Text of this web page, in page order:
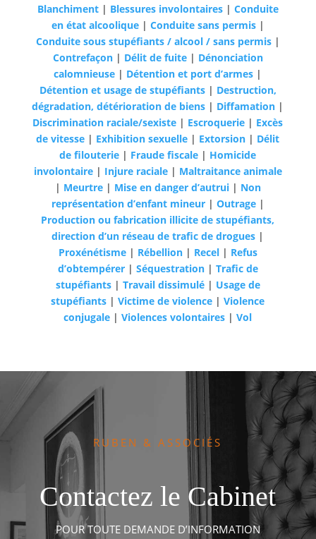
Blanchiment| Blessures involontaires| Conduite
en état alcoolique| Conduite sans permis|
Conduite sous stupéfiants / alcool / sans permis|
Contrefaçon| Délit de fuite| Dénonciation
calomnieuse | Détention et port d’armes |
Détention et usage de stupéfiants| Destruction,
dégradation, détérioration de biens | Diffamation |
Discrimination raciale/sexiste | Escroquerie | Excès
de vitesse | Exhibition sexuelle | Extorsion | Délit
de filouterie | Fraude fiscale | Homicide
involontaire| Injure raciale| Maltraitance animale
| Meurtre| Mise en danger d’autrui| Non
représentation d’enfant mineur| Outrage|
Production ou fabrication illicite de stupéfiants,
direction d’un réseau de trafic de drogues |
Proxénétisme| Rébellion| Recel| Refus
d’obtempérer| Séquestration| Trafic de
stupéfiants| Travail dissimulé| Usage de
stupéfiants |Victime de violence |Violence
conjugale |Violences volontaires |Vol
RUBEN & ASSOCIÉS
Contactez le Cabinet
POUR TOUTE DEMANDE D’INFORMATION